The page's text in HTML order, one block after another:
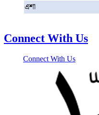
এশা
Connect With Us
Connect With Us